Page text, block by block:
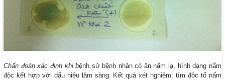
Chẩn đoán xác định khibệnh sử bệnh nhân có ăn nấm lạ, hình dạng nấm
độc kết hợp với dấu hiệu lâm sàng. Kết quả xét nghiệm: tìm độc tố nấm